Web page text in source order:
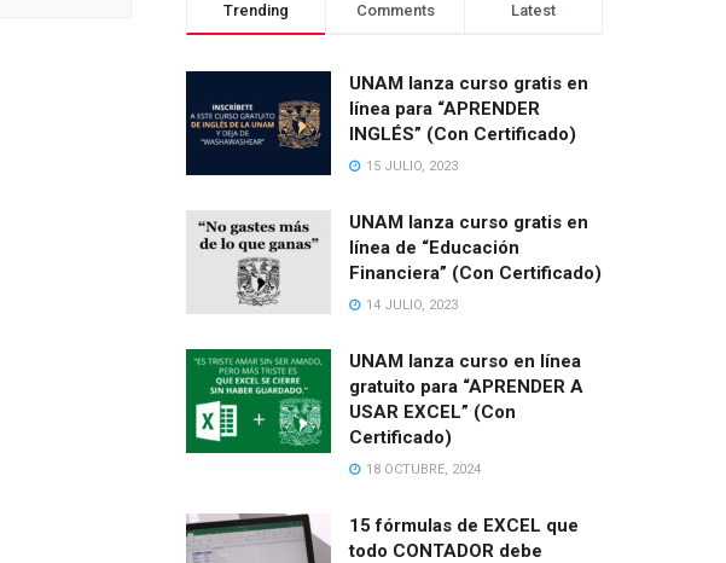
Trending Comments Latest
UNAM lanza curso gratis en
línea para “APRENDER
INGLÉS” (Con Certificado)
15 JULIO, 2023
UNAM lanza curso gratis en
línea de “Educación
Financiera” (Con Certificado)
14 JULIO, 2023
UNAM lanza curso en línea
gratuito para “APRENDER A
USAR EXCEL” (Con
Certificado)
18 OCTUBRE, 2024
15 fórmulas de EXCEL que
todo CONTADOR debe